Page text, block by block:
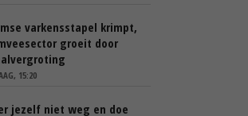
varkensstapel krimpt,
groeit door
15:20
jezelf niet weg en doe